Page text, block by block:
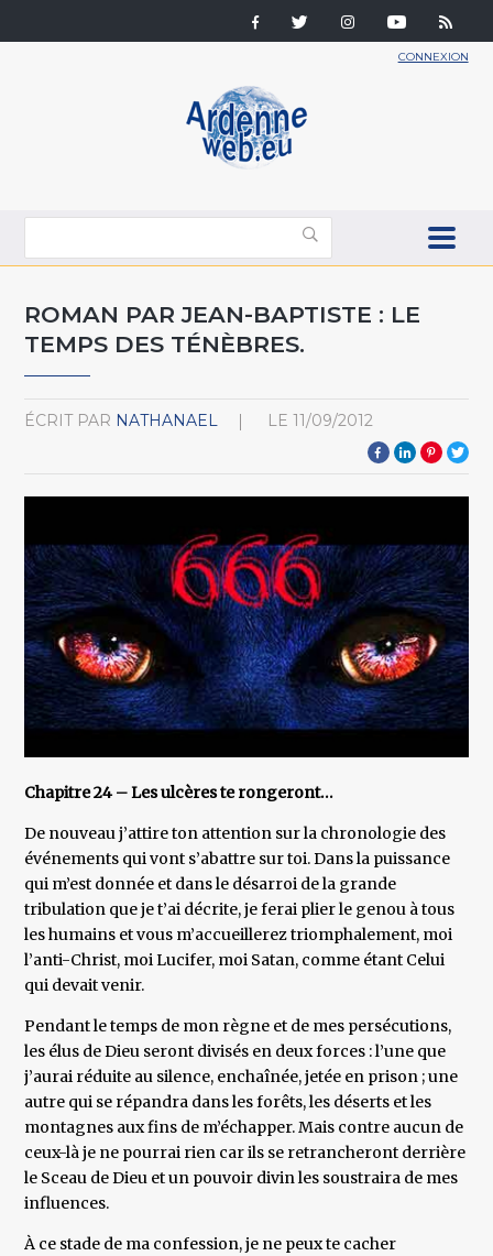
CONNEXION
ROMAN PAR JEAN-BAPTISTE : LE
TEMPS DES TÉNÈBRES.
ÉCRIT PAR NATHANAEL LE 11/09/2012
Chapitre 24 – Les ulcères te rongeront…
De nouveau j’attire ton attention sur la chronologie des
événements qui vont s’abattre sur toi. Dans la puissance
qui m’est donnée et dans le désarroi de la grande
tribulation que je t’ai décrite, je ferai plier le genou à tous
les humains et vous m’accueillerez triomphalement, moi
l’anti-Christ, moi Lucifer, moi Satan, comme étant Celui
qui devait venir.
Pendant le temps de mon règne et de mes persécutions,
les élus de Dieu seront divisés en deux forces : l’une que
j’aurai réduite au silence, enchaînée, jetée en prison ; une
autre qui se répandra dans les forêts, les déserts et les
montagnes aux fins de m’échapper. Mais contre aucun de
ceux-là je ne pourrai rien car ils se retrancheront derrière
le Sceau de Dieu et un pouvoir divin les soustraira de mes
influences.
À ce stade de ma confession, je ne peux te cacher